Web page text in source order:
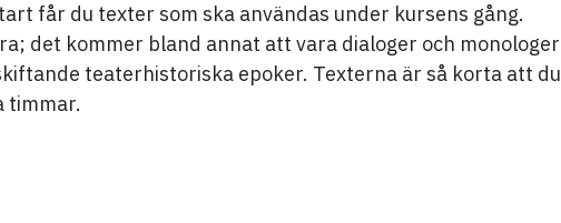
får du texter som ska användas under kursens gång.
det kommer bland annat att vara dialoger och monologer
teaterhistoriska epoker. Texterna är så korta att du
timmar.